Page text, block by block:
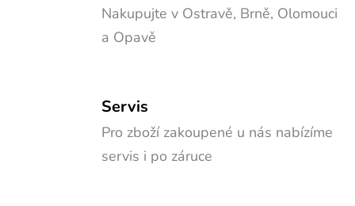
Nakupujte v Ostravě, Brně, Olomouci
a Opavě
Servis
Pro zboží zakoupené u nás nabízíme
servis i po záruce